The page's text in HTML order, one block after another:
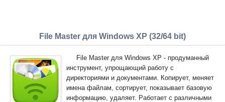
File Master для Windows XP (32/64 bit)
File Master для Windows XP - продуманный
инструмент, упрощающий работу с
директориями и документами. Копирует, меняет
имена файлам, сортирует, показывает базовую
информацию, удаляет. Работает с различными